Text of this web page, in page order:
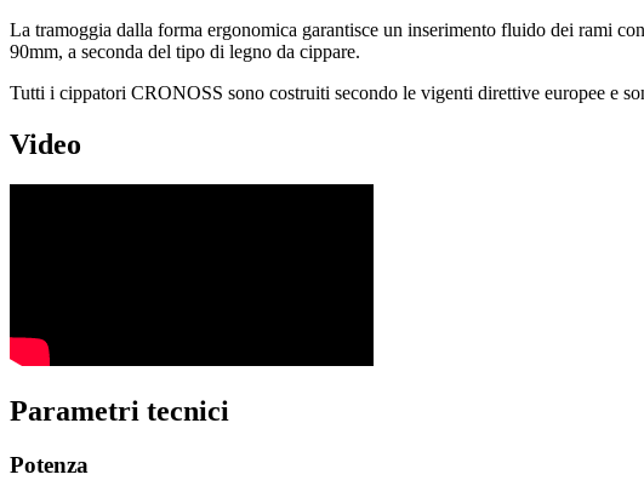
La tramoggia dalla forma ergonomica garantisce un inserimento fluido dei rami
90mm, a seconda del tipo di legno da cippare.
Tutti i cippatori CRONOSS sono costruiti secondo le vigenti direttive europee e
Video
Parametri tecnici
Potenza